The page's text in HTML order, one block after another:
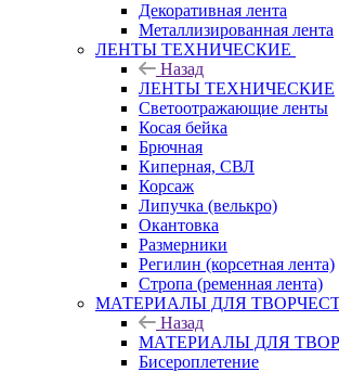
Декоративная лента
Металлизированная лента
ЛЕНТЫ ТЕХНИЧЕСКИЕ
Назад
ЛЕНТЫ ТЕХНИЧЕСКИЕ
Светоотражающие ленты
Косая бейка
Брючная
Киперная, СВЛ
Корсаж
Липучка (велькро)
Окантовка
Размерники
Регилин (корсетная лента)
Стропа (ременная лента)
МАТЕРИАЛЫ ДЛЯ
Назад
МАТЕРИАЛЫ ДЛЯ
Бисероплетение